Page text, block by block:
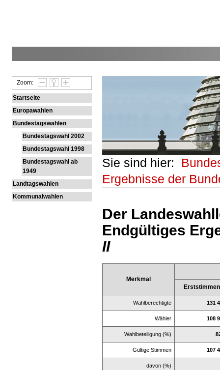
Zoom:
Startseite
Europawahlen
Bundestagswahlen
Bundestagswahl 2002
Bundestagswahl 1998
Bundestagswahl ab
1949
Landtagswahlen
Kommunalwahlen
Sie sind hier:
Ergebnisse der
Der
Endgültiges
II
Merkmal
Erststimmen
Wahlberechtigte 131
Wähler 108
Wahlbeteiligung (%)
Gültige Stimmen 107
davon (%)